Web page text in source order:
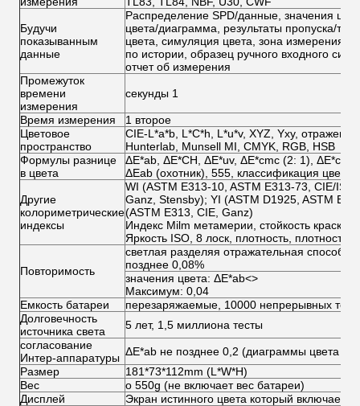
Будучи
показыванным
данные
Распределение SPD/данные, значения
цвета/диаграмма, результаты пропуска/
цвета, симуляция цвета, зона измерения
по истории, образец ручного входного
отчет об измерения
Промежуток
времени
измерения
секунды 1
Время измерения
1 второе
Цветовое
пространство
CIE-L*a*b, L*C*h, L*u*v, XYZ, Yxy, отражение
Hunterlab, Munsell MI, CMYK, RGB, HSB
Формулы разнице
в цвета
ΔE*ab, ΔE*CH, ΔE*uv, ΔE*cmc (2: 1),
ΔEab (охотник), 555, классификация цвета
Другие
колориметрические
индексы
WI (ASTM E313-10, ASTM E313-73, CIE/
Ganz, Stensby); YI (ASTM D1925, ASTM
(ASTM E313, CIE, Ganz)
Индекс Milm метамерии, стойкость краски
Яркость ISO, 8 лоск, плотность, плотность
Повторимость
светлая разделяя отражательная
позднее 0,08%
значения цвета: ΔE*ab<>
Максимум: 0,04
Емкость батареи
перезаряжаемые, 10000 непрерывных
Долговечность
источника света
5 лет, 1,5 миллиона тесты
согласование
Интер-аппаратуры ΔE*ab не позднее 0,2 (диаграммы цвета
Размер
181*73*112mm (L*W*H)
Вес
о 550g (не включает вес батареи)
Дисплей
Экран истинного цвета который включает